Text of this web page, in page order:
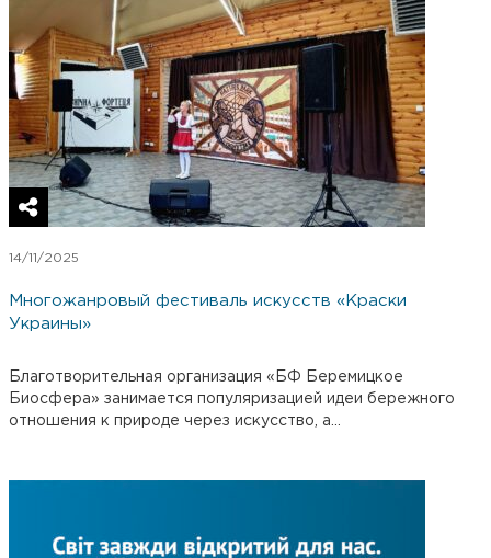
14/11/2025
Многожанровый фестиваль искусств «Краски
Украины»
Благотворительная организация «БФ Беремицкое
Биосфера» занимается популяризацией идеи бережного
отношения к природе через искусство, а...